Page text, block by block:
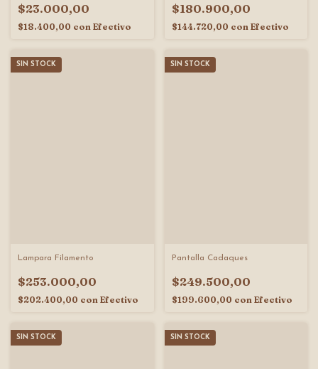
$23.000,00
$18.400,00 con Efectivo
$180.900,00
$144.720,00 con Efectivo
SIN STOCK
Lampara Filamento
$253.000,00
$202.400,00 con Efectivo
SIN STOCK
Pantalla Cadaques
$249.500,00
$199.600,00 con Efectivo
SIN STOCK SIN STOCK